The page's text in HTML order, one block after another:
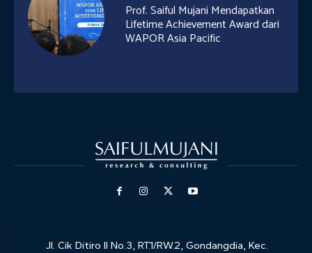
Prof. Saiful Mujani Mendapatkan
Lifetime Achievement Award dari
WAPOR Asia Pacific
Jl. Cik Ditiro II No.3, RT.1/RW.2, Gondangdia, Kec.